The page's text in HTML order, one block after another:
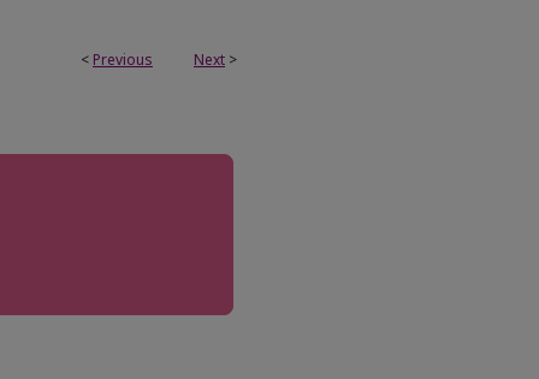
< Previous Next >